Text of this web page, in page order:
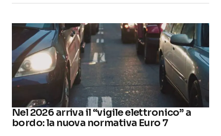
Nel 2026 arriva il “vigile elettronico” a
bordo: la nuova normativa Euro 7